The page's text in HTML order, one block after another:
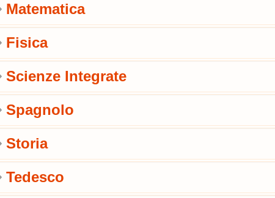
Matematica
Fisica
Scienze Integrate
Spagnolo
Storia
Tedesco